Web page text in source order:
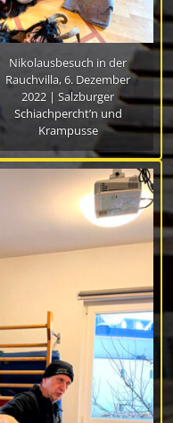
Nikolausbesuch in der
Rauchvilla, 6. Dezember
2022 | Salzburger
Schiachpercht’n und
Krampusse